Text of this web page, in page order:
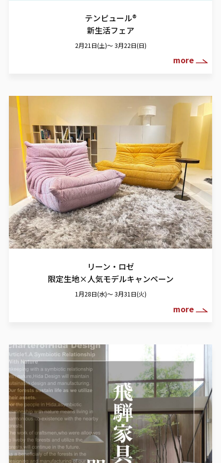
テンピュール®
新生活フェア
2月21日(土)～ 3月22日(日)
more
リーン・ロゼ
限定生地×人気モデルキャンペーン
1月28日(水)～ 3月31日(火)
more